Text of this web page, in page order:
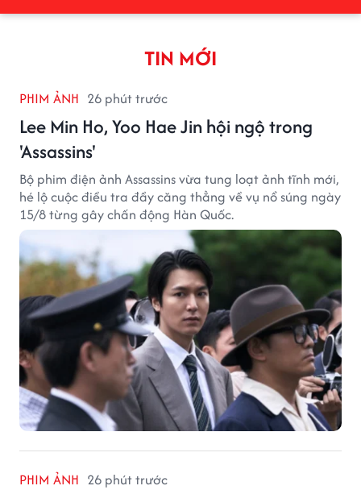
TIN MỚI
PHIM ẢNH 26 phút trước
Lee Min Ho, Yoo Hae Jin hội ngộ trong
'Assassins'
Bộ phim điện ảnh Assassins vừa tung loạt ảnh tĩnh mới,
hé lộ cuộc điều tra đầy căng thẳng về vụ nổ súng ngày
15/8 từng gây chấn động Hàn Quốc.
PHIM ẢNH 26 phút trước